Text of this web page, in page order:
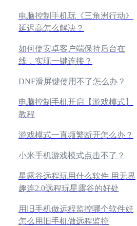
电脑控制手机玩《三角洲行动》
延迟高怎么解决？
如何使安卓客户端保持后台在
线，实现一键连接？
DNF滑屏键使用不了怎么办？
电脑控制手机开启【游戏模式】
教程
游戏模式一直频繁断开怎么办？
小米手机游戏模式点击不了？
星露谷远程玩用什么软件 用无界
趣连2.0远程玩星露谷的好处
用旧手机做远程监控哪个软件好
怎么用旧手机做远程监控